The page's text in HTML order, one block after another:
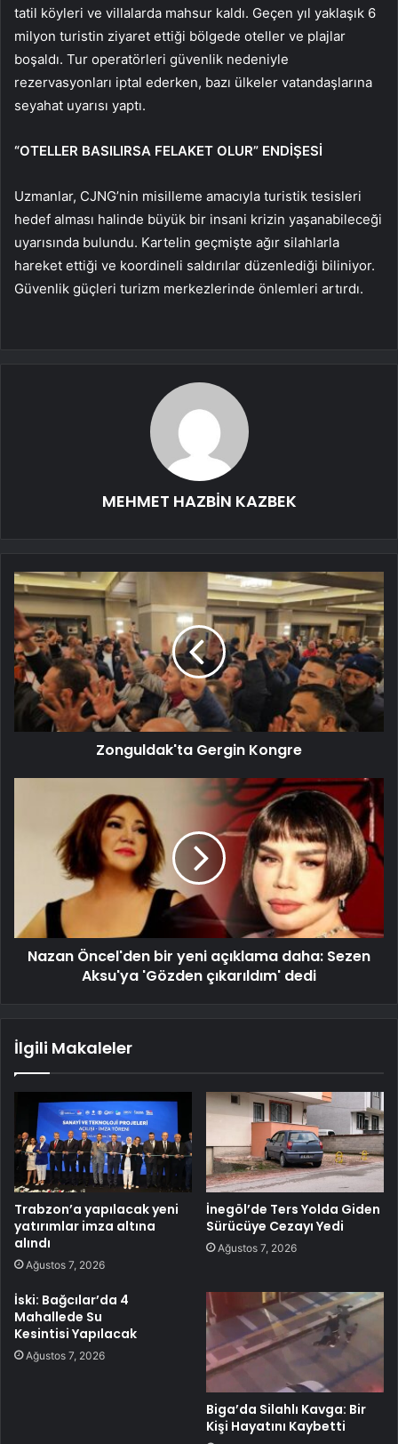
tatil köyleri ve villalarda mahsur kaldı. Geçen yıl yaklaşık 6
milyon turistin ziyaret ettiği bölgede oteller ve plajlar
boşaldı. Tur operatörleri güvenlik nedeniyle
rezervasyonları iptal ederken, bazı ülkeler vatandaşlarına
seyahat uyarısı yaptı.
“OTELLER BASILIRSA FELAKET OLUR” ENDİŞESİ
Uzmanlar, CJNG’nin misilleme amacıyla turistik tesisleri
hedef alması halinde büyük bir insani krizin yaşanabileceği
uyarısında bulundu. Kartelin geçmişte ağır silahlarla
hareket ettiği ve koordineli saldırılar düzenlediği biliniyor.
Güvenlik güçleri turizm merkezlerinde önlemleri artırdı.
MEHMET HAZBİN KAZBEK
Zonguldak'ta Gergin Kongre
Nazan Öncel'den bir yeni açıklama daha: Sezen
Aksu'ya 'Gözden çıkarıldım' dedi
İlgili Makaleler
Trabzon’a yapılacak yeni
yatırımlar imza altına
alındı
Ağustos 7, 2026
İnegöl’de Ters Yolda Giden
Sürücüye Cezayı Yedi
Ağustos 7, 2026
İski: Bağcılar’da 4
Mahallede Su
Kesintisi Yapılacak
Ağustos 7, 2026
Biga’da Silahlı Kavga: Bir
Kişi Hayatını Kaybetti